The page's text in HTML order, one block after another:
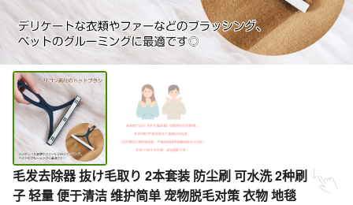
毛发去除器 抜け毛取り 2本套装 防尘刷 可水洗 2种刷
子 轻量 便于清洁 维护简单 宠物脱毛对策 衣物 地毯